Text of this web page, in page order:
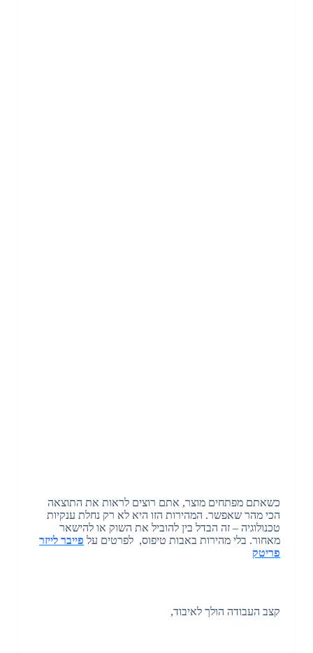
כשאתם מפתחים מוצר, אתם רוצים לראות את התוצאה
הכי מהר שאפשר. המהירות הזו היא לא רק נחלת ענקיות
טכנולוגיה – זה הבדל בין להוביל את השוק או להישאר
מאחור. בלי מהירות באבות טיפוס, לפרטים על פייבר לייזר
פריטק
קצב העבודה הולך לאיבוד,